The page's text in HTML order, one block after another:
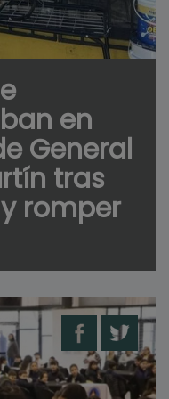
en
General
tras
romper